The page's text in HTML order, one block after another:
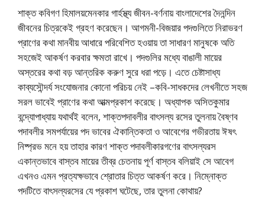
শাক্ত কবিগণ হিমালয়মেনকার গার্হস্থ্য জীবন-বর্ণনায় বাংলাদেশের দৈনন্দিন
জীবনের চিত্রকেই গ্রহণ করেছেন। আগমনী-বিজয়ার পদগুলিতে নিরাভরণ
প্রাণের কথা মানবীয় আধারে পরিবেশিত হওয়ায় তা সাধারণ মানুষকে অতি
সহজেই আকর্ষণ করবার ক্ষমতা রাখে। পদগুলির মধ্যে বাঙালী মায়ের
অস্তরের কথা বড় আন্তরিক করুণ সুরে ধরা পড়ে। এতে চেষ্টাসাধ্য
কাব্যসৌন্দর্য সংযোজনার কোনো পরিচয় নেই –কবি-সাধকদের লেখনীতে সহজ
সরল ভাবেই প্রাণের কথা আত্মপ্রকাশ করেছে। অধ্যাপক অসিতকুমার
বন্দ্যোপাধ্যায় যথার্থই বলেন, শাক্তপদাবলীর বাৎসল্য রসের তুলনায় বৈষ্ণব
পদাবলীর সমপর্যায়ের পদ ভাবের ঐকান্তিকতা ও আবেগের গভীরতায় ঈষৎ
নিষ্প্রভ মনে হয় তাহার কারণ শাক্ত পদাবলীকারগণের বাৎসল্যরস
একান্তভাবে বাস্তব মায়ের তীব্র চেতনায় পূর্ণ বাস্তব বলিয়াই সে আবেগ
এখনও এমন প্রত্যক্ষভাবে শ্রোতার চিত্ত আকর্ষণ করে। নিম্নোক্ত
পদটিতে বাৎসল্যরসের যে প্রকাশ ঘটেছে, তার তুলনা কোথায়?